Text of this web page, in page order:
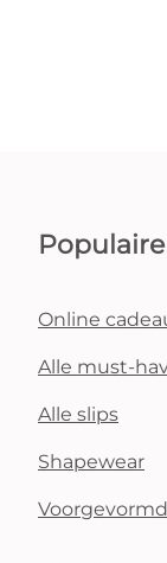
Online
Alle must-
Alle slips
Shapewear